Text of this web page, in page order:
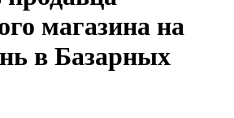
магазина на
в Базарных